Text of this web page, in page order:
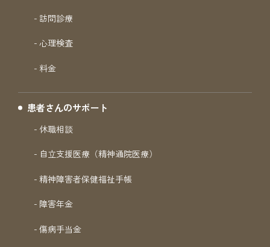
訪問診療
心理検査
料金
患者さんのサポート
休職相談
自立支援医療（精神通院医療）
精神障害者保健福祉手帳
障害年金
傷病手当金